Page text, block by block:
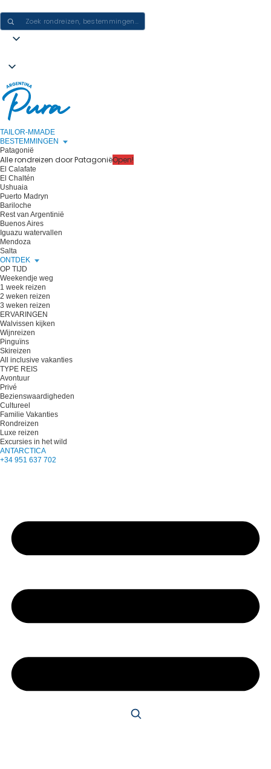
TAILOR-MMADE
BESTEMMINGEN
Patagonië
Alle rondreizen door PatagoniëOpen!
El Calafate
El Chaltén
Ushuaia
Puerto Madryn
Bariloche
Rest van Argentinië
Buenos Aires
Iguazu watervallen
Mendoza
Salta
ONTDEK
OP TIJD
Weekendje weg
1 week reizen
2 weken reizen
3 weken reizen
ERVARINGEN
Walvissen kijken
Wijnreizen
Pinguïns
Skireizen
All inclusive vakanties
TYPE REIS
Avontuur
Privé
Bezienswaardigheden
Cultureel
Familie Vakanties
Rondreizen
Luxe reizen
Excursies in het wild
ANTARCTICA
+34 951 637 702